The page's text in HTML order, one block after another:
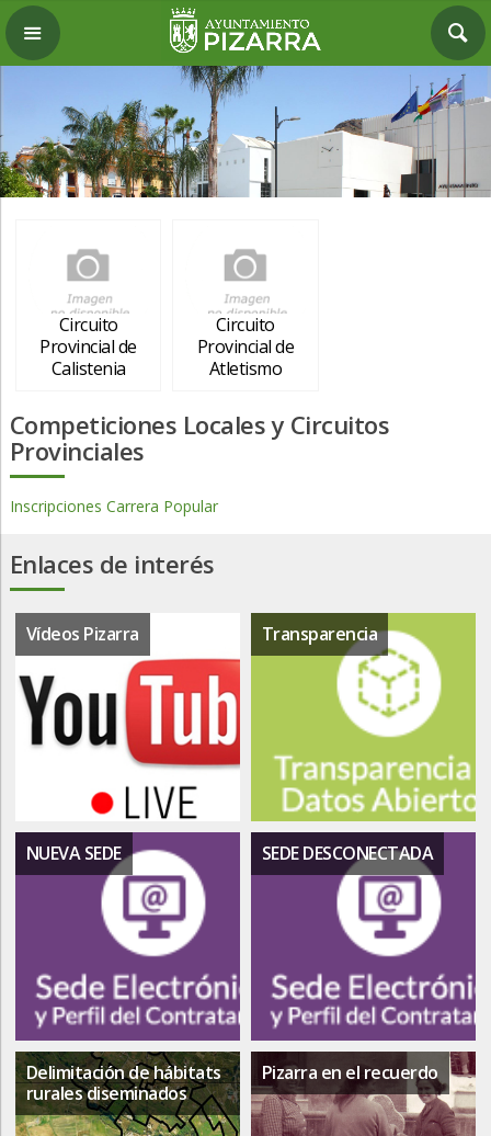
Circuito
Provincial de
Calistenia
Circuito
Provincial de
Atletismo
Competiciones Locales y Circuitos
Provinciales
Inscripciones Carrera Popular
Enlaces de interés
Vídeos Pizarra Transparencia
NUEVA SEDE SEDE DESCONECTADA
Delimitación de hábitats
rurales diseminados
Pizarra en el recuerdo